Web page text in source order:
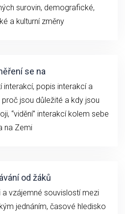
surovin, demografické,
a kulturní změny
se na
interakcí, popis interakcí a
proč jsou důležité a kdy jsou
“vidění” interakcí kolem sebe
na Zemi
od žáků
vzájemné souvislostí mezi
jednáním, časové hledisko